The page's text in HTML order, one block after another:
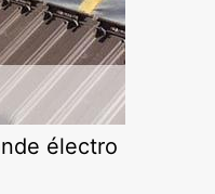
électro